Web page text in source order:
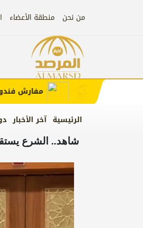
من نحن منطقة الأعضاء
الرئيسية آخر الأخبار
مفارش فندورا
شاهد.. الشرع